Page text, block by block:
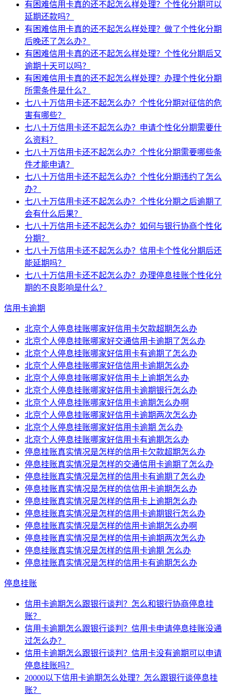
有困难信用卡真的还不起怎么样处理？个性化分期可以
延期还款吗？
有困难信用卡真的还不起怎么样处理？做了个性化分期
后晚还了怎么办？
有困难信用卡真的还不起怎么样处理？个性化分期后又
逾期十天可以吗？
有困难信用卡真的还不起怎么样处理？办理个性化分期
所需条件是什么？
七八十万信用卡还不起怎么办？个性化分期对征信的危
害有哪些？
七八十万信用卡还不起怎么办？申请个性化分期需要什
么资料？
七八十万信用卡还不起怎么办？个性化分期需要哪些条
件才能申请？
七八十万信用卡还不起怎么办？个性化分期违约了怎么
办？
七八十万信用卡还不起怎么办？个性化分期之后逾期了
会有什么后果？
七八十万信用卡还不起怎么办？如何与银行协商个性化
分期？
七八十万信用卡还不起怎么办？信用卡个性化分期后还
能延期吗？
七八十万信用卡还不起怎么办？办理停息挂账个性化分
期的不良影响是什么？
信用卡逾期
北京个人停息挂账哪家好信用卡欠款超期怎么办
北京个人停息挂账哪家好交通信用卡逾期了怎么办
北京个人停息挂账哪家好信用卡有逾期了怎么办
北京个人停息挂账哪家好信信用卡逾期怎么办
北京个人停息挂账哪家好信用卡上逾期怎么办
北京个人停息挂账哪家好信用卡逾期银行怎么办
北京个人停息挂账哪家好信用卡逾期怎么办啊
北京个人停息挂账哪家好信用卡逾期两次怎么办
北京个人停息挂账哪家好信用卡逾期 怎么办
北京个人停息挂账哪家好信用卡有逾期怎么办
停息挂账真实情况是怎样的信用卡欠款超期怎么办
停息挂账真实情况是怎样的交通信用卡逾期了怎么办
停息挂账真实情况是怎样的信用卡有逾期了怎么办
停息挂账真实情况是怎样的信信用卡逾期怎么办
停息挂账真实情况是怎样的信用卡上逾期怎么办
停息挂账真实情况是怎样的信用卡逾期银行怎么办
停息挂账真实情况是怎样的信用卡逾期怎么办啊
停息挂账真实情况是怎样的信用卡逾期两次怎么办
停息挂账真实情况是怎样的信用卡逾期 怎么办
停息挂账真实情况是怎样的信用卡有逾期怎么办
停息挂账
信用卡逾期怎么跟银行谈判？怎么和银行协商停息挂
账？
信用卡逾期怎么跟银行谈判？信用卡申请停息挂账没通
过怎么办？
信用卡逾期怎么跟银行谈判？信用卡没有逾期可以申请
停息挂账吗？
20000以下信用卡逾期怎么处理？怎么跟银行谈停息挂
账？